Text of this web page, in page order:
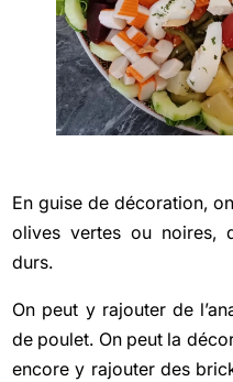
En guise de décoration,
olives vertes ou noires,
durs.
On peut y rajouter de
de poulet. On peut la
encore y rajouter des